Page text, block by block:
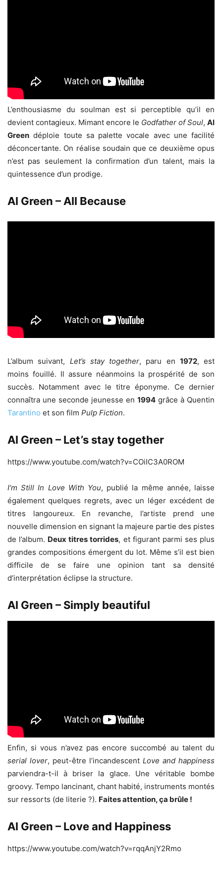
L’enthousiasme du soulman est si perceptible qu’il en
devient contagieux. Mimant encore le Godfather of Soul, Al
Green déploie toute sa palette vocale avec une facilité
déconcertante. On réalise soudain que ce deuxième opus
n’est pas seulement la confirmation d’un talent, mais la
quintessence d’un prodige.
Al Green – All Because
L’album suivant, Let’s stay together, paru en 1972, est
moins fouillé. Il assure néanmoins la prospérité de son
succès. Notamment avec le titre éponyme. Ce dernier
connaîtra une seconde jeunesse en 1994 grâce à Quentin
Tarantino et son film Pulp Fiction.
Al Green – Let’s stay together
https://www.youtube.com/watch?v=COiIC3A0ROM
I’m Still In Love With You, publié la même année, laisse
également quelques regrets, avec un léger excédent de
titres langoureux. En revanche, l’artiste prend une
nouvelle dimension en signant la majeure partie des pistes
de l’album. Deux titres torrides, et figurant parmi ses plus
grandes compositions émergent du lot. Même s’il est bien
difficile de se faire une opinion tant sa densité
d’interprétation éclipse la structure.
Al Green – Simply beautiful
Enfin, si vous n’avez pas encore succombé au talent du
serial lover, peut-être l’incandescent Love and happiness
parviendra-t-il à briser la glace. Une véritable bombe
groovy. Tempo lancinant, chant habité, instruments montés
sur ressorts (de literie ?). Faites attention, ça brûle !
Al Green – Love and Happiness
https://www.youtube.com/watch?v=rqqAnjY2Rmo